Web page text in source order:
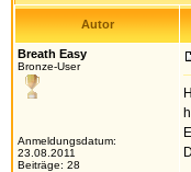
Autor
Breath Easy
Bronze-User
Anmeldungsdatum:
23.08.2011
Beiträge: 28